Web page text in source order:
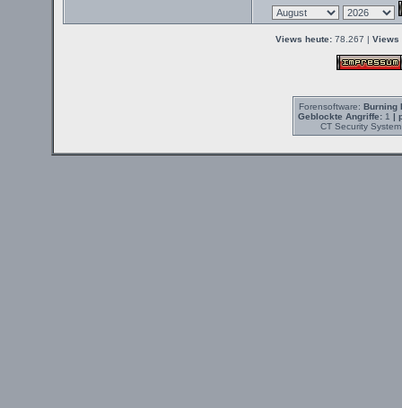
Views heute: 78.267 | Views
Forensoftware: Burning
Geblockte Angriffe:1 |
CT Security